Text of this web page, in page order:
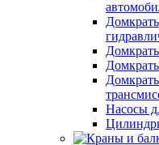
Насосы